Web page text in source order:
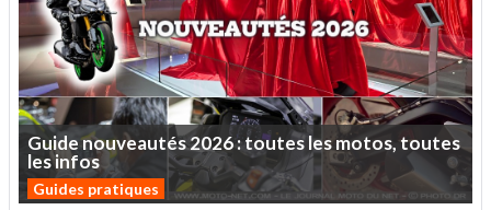
Guidenouveautés2026:touteslesmotos,toutes
lesinfos
Guides pratiques